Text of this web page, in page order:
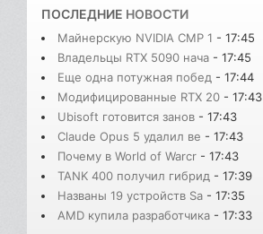
ПОСЛЕДНИЕ НОВОСТИ
Майнерскую NVIDIA CMP 1 - 17:45
Владельцы RTX 5090 нача - 17:45
Еще одна потужная побед - 17:44
Модифицированные RTX 20 - 17:43
Ubisoft готовится занов - 17:43
Claude Opus 5 удалил ве - 17:43
Почему в World of Warcr - 17:43
TANK 400 получил гибрид - 17:39
Названы 19 устройств Sa - 17:35
AMD купила разработчика - 17:33